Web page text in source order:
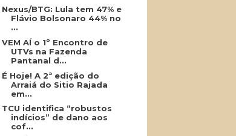
Nexus/BTG: Lula tem 47% e
Flávio Bolsonaro 44% no
...
VEM AÍ o 1º Encontro de
UTVs na Fazenda
Pantanal d...
É Hoje! A 2ª edição do
Arraiá do Sitio Rajada
em...
TCU identifica “robustos
indícios” de dano aos
cof...